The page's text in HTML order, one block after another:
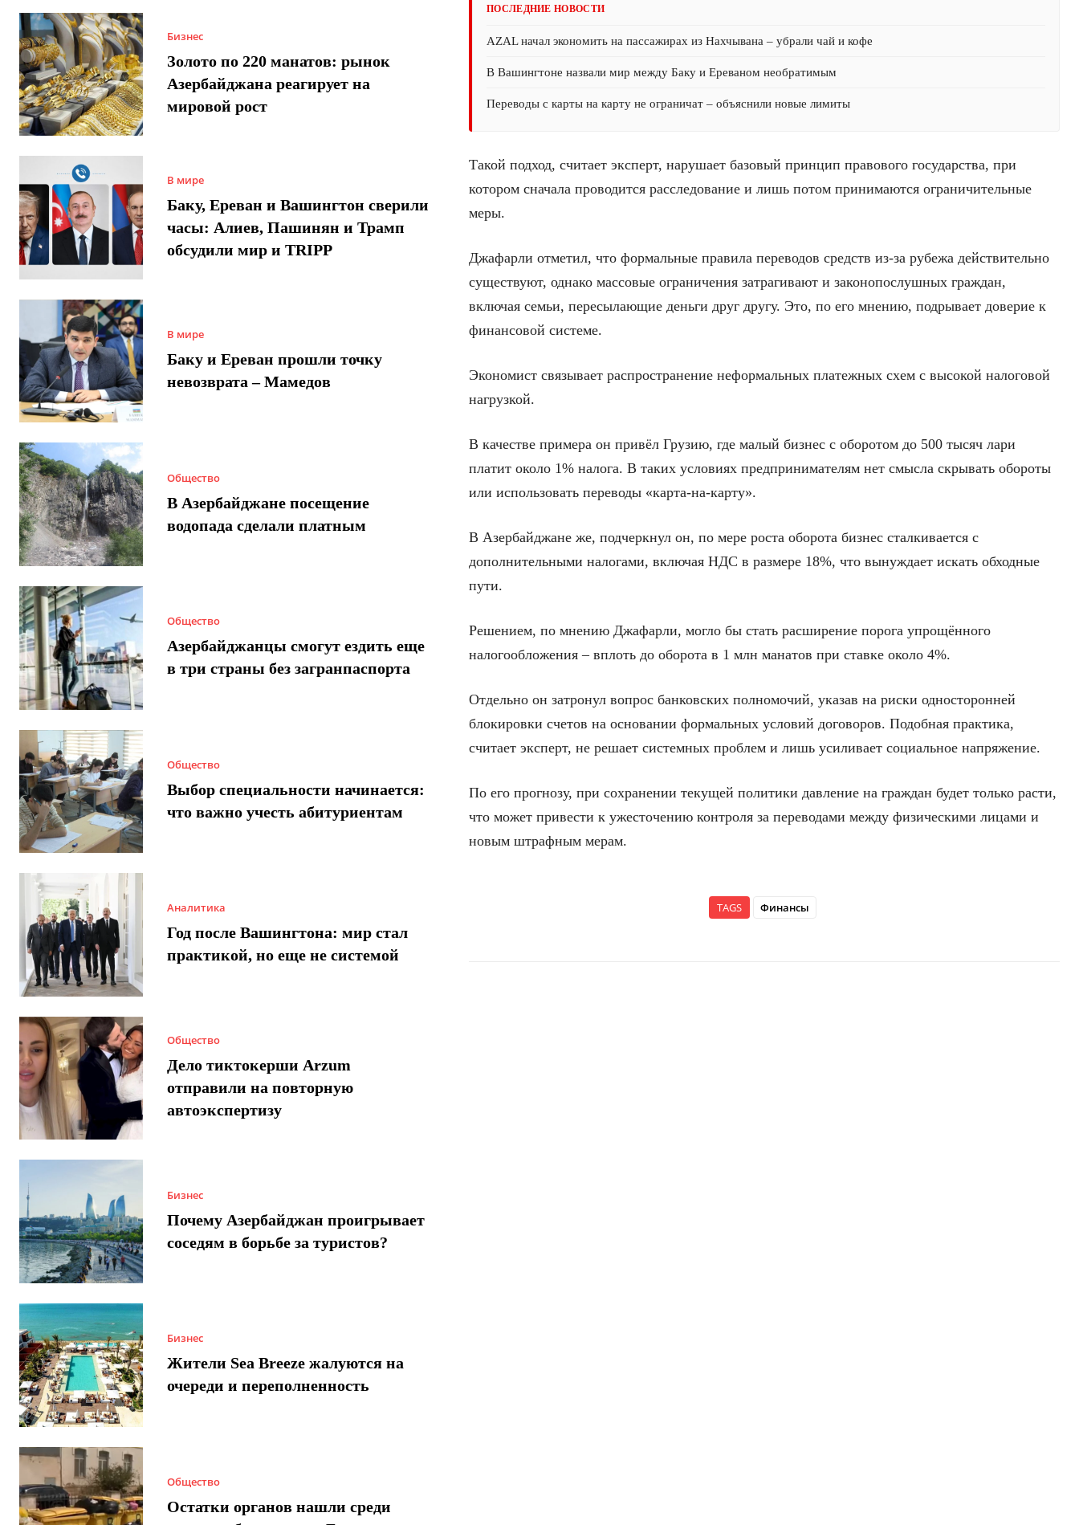
Бизнес
Золото по 220 манатов: рынок
Азербайджана реагирует на
мировой рост
В мире
Баку, Ереван и Вашингтон сверили
часы: Алиев, Пашинян и Трамп
обсудили мир и TRIPP
В мире
Баку и Ереван прошли точку
невозврата – Мамедов
Общество
В Азербайджане посещение
водопада сделали платным
Общество
Азербайджанцы смогут ездить еще
в три страны без загранпаспорта
Общество
Выбор специальности начинается:
что важно учесть абитуриентам
Аналитика
Год после Вашингтона: мир стал
практикой, но еще не системой
Общество
Дело тиктокерши Arzum
отправили на повторную
автоэкспертизу
Бизнес
Почему Азербайджан проигрывает
соседям в борьбе за туристов?
Бизнес
Жители Sea Breeze жалуются на
очереди и переполненность
Общество
Остатки органов нашли среди
ПОСЛЕДНИЕ НОВОСТИ
AZAL начал экономить на пассажирах из Нахчывана – убрали чай и кофе
В Вашингтоне назвали мир между Баку и Ереваном необратимым
Переводы с карты на карту не ограничат – объяснили новые лимиты
Такой подход, считает эксперт, нарушает базовый принцип правового государства, при
котором сначала проводится расследование и лишь потом принимаются ограничительные
меры.
Джафарли отметил, что формальные правила переводов средств из-за рубежа действительно
существуют, однако массовые ограничения затрагивают и законопослушных граждан,
включая семьи, пересылающие деньги друг другу. Это, по его мнению, подрывает доверие к
финансовой системе.
Экономист связывает распространение неформальных платежных схем с высокой налоговой
нагрузкой.
В качестве примера он привёл Грузию, где малый бизнес с оборотом до 500 тысяч лари
платит около 1% налога. В таких условиях предпринимателям нет смысла скрывать обороты
или использовать переводы «карта-на-карту».
В Азербайджане же, подчеркнул он, по мере роста оборота бизнес сталкивается с
дополнительными налогами, включая НДС в размере 18%, что вынуждает искать обходные
пути.
Решением, по мнению Джафарли, могло бы стать расширение порога упрощённого
налогообложения – вплоть до оборота в 1 млн манатов при ставке около 4%.
Отдельно он затронул вопрос банковских полномочий, указав на риски односторонней
блокировки счетов на основании формальных условий договоров. Подобная практика,
считает эксперт, не решает системных проблем и лишь усиливает социальное напряжение.
По его прогнозу, при сохранении текущей политики давление на граждан будет только расти,
что может привести к ужесточению контроля за переводами между физическими лицами и
новым штрафным мерам.
TAGS Финансы